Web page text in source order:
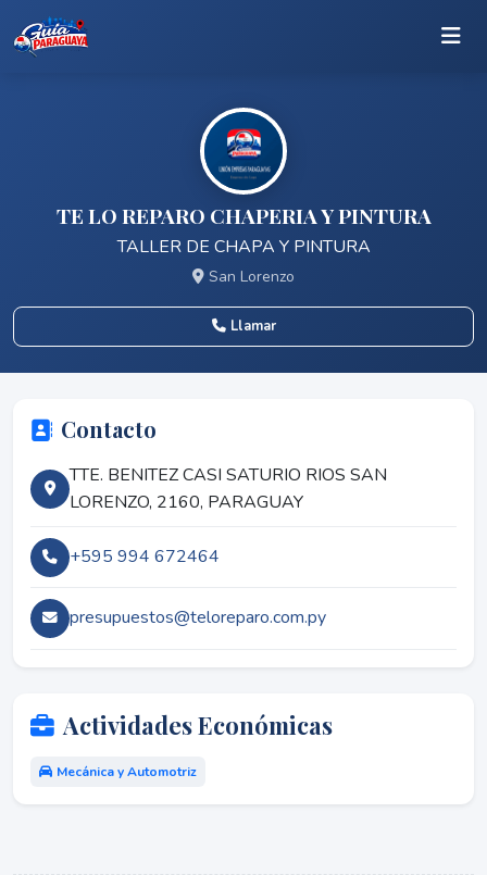
TE LO REPARO CHAPERIA Y PINTURA
TALLER DE CHAPA Y PINTURA
San Lorenzo
Llamar
Contacto
TTE. BENITEZ CASI SATURIO RIOS SAN
LORENZO, 2160, PARAGUAY
+595 994 672464
presupuestos@teloreparo.com.py
Actividades Económicas
Mecánica y Automotriz